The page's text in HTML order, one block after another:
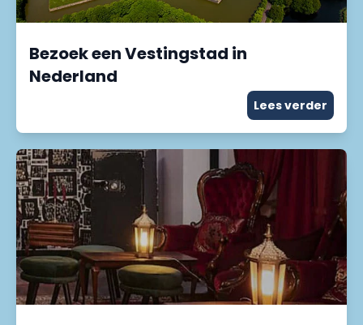
Bezoek een Vestingstad in
Nederland
Lees verder